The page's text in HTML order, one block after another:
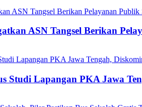
ASN Tangsel Berikan
Studi Lapangan PKA Jawa